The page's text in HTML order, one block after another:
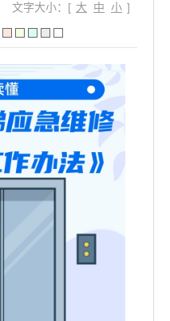
文字大小：[ 大 中 小 ]